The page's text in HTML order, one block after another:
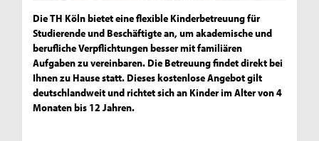
Die TH Köln bietet eine flexible Kinderbetreuung für
Studierende und Beschäftigte an, um akademische und
berufliche Verpflichtungen besser mit familiären
Aufgaben zu vereinbaren. Die Betreuung findet direkt bei
Ihnen zu Hause statt. Dieses kostenlose Angebot gilt
deutschlandweit und richtet sich an Kinder im Alter von 4
Monaten bis 12 Jahren.